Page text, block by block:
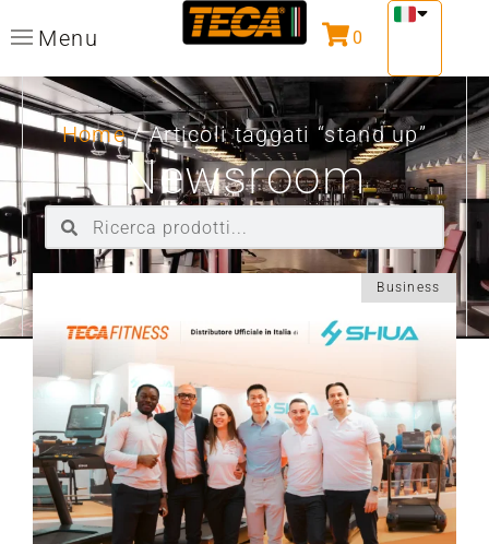
Menu 0
Home/ Articoli taggati “stand up”
Newsroom
Business